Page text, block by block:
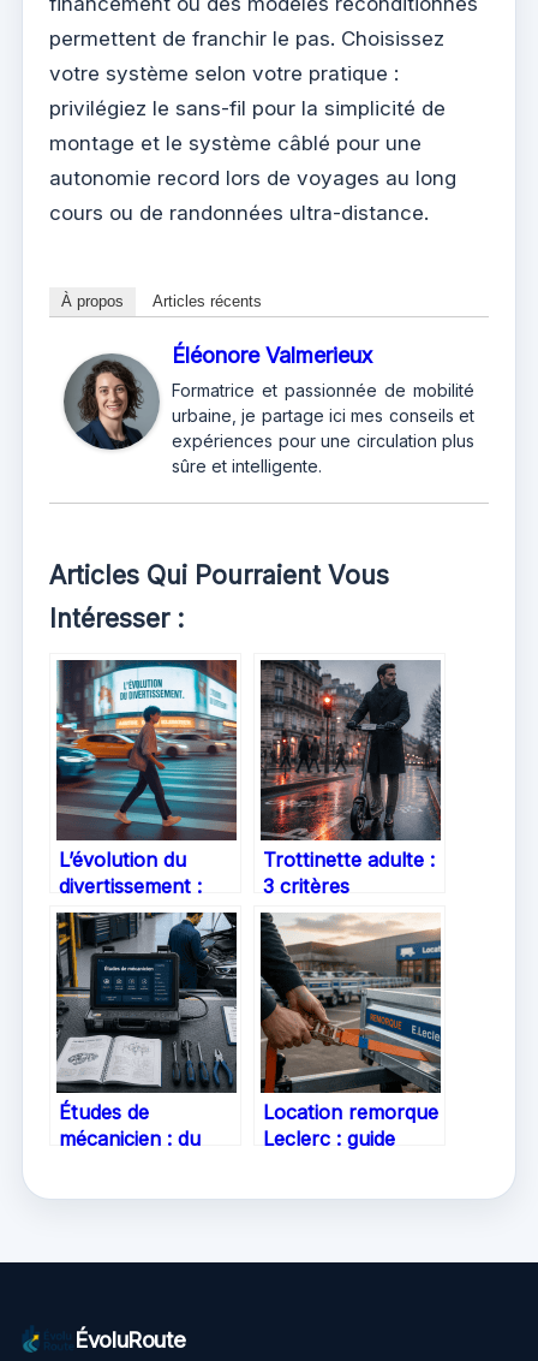
permettent de franchir le pas. Choisissez
votre système selon votre pratique :
privilégiez le sans-fil pour la simplicité de
montage et le système câblé pour une
autonomie record lors de voyages au long
cours ou de randonnées ultra-distance.
À propos Articles récents
Éléonore Valmerieux
Formatrice et passionnée de mobilité
urbaine, je partage ici mes conseils et
expériences pour une circulation plus
sûre et intelligente.
Articles Qui Pourraient Vous
Intéresser :
L’évolution du
divertissement :
Pourquoi
l’adrénaline ludique
nous fascine
Trottinette adulte :
3 critères
techniques pour
dompter les pavés
urbains
Études de
mécanicien : du
Location remorque
Leclerc : guide
ÉvoluRoute